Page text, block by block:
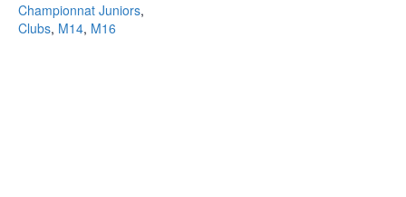
Championnat Juniors,
Clubs, M14, M16